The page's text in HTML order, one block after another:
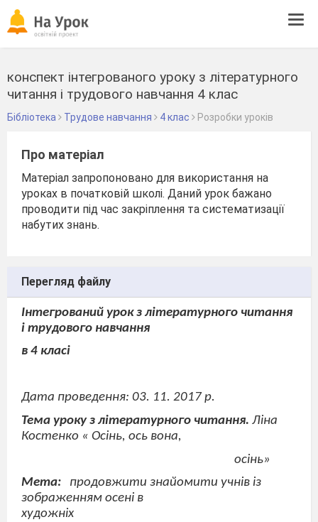
конспект інтегрованого уроку з літературного
читання і трудового навчання 4 клас
Бібліотека Трудове навчання 4 клас Розробки уроків
Про матеріал
Матеріал запропоновано для використання на
уроках в початковій школі. Даний урок бажано
проводити під час закріплення та систематизації
набутих знань.
Перегляд файлу
Інтегрований урок з літературного читання
і трудового навчання
в 4 класі
Дата проведення: 03. 11. 2017 р.
Тема уроку з літературного читання. Ліна
Костенко « Осінь, ось вона,
осінь»
Мета:
продовжити знайомити учнів із
зображенням осені в
художніх